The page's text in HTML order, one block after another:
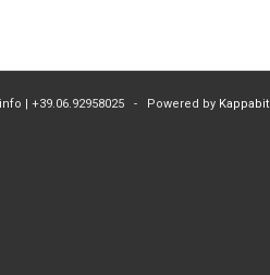
| +39.06.92958025 - Powered by Kappabit